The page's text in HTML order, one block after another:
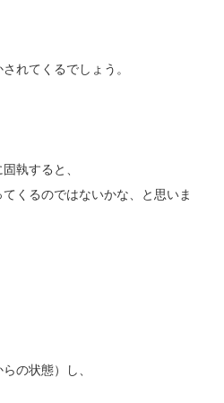
れてくるでしょう。
執すると、
くるのではないかな、と思いま
の状態）し、